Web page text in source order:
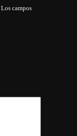
Los campos